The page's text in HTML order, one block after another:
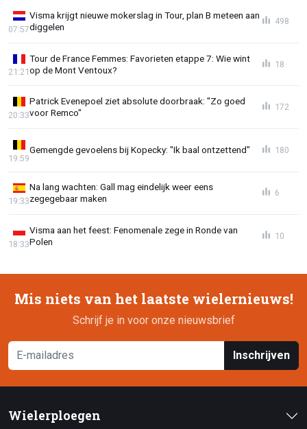
Visma krijgt nieuwe mokerslag in Tour, plan B meteen aan
diggelen
07:57
498
Tour de France Femmes: Favorieten etappe 7: Wie wint
op de Mont Ventoux?
21:21
18
Patrick Evenepoel ziet absolute doorbraak: "Zo goed
voor Remco"
20:33
172
Gemengde gevoelens bij Kopecky: "Ik baal ontzettend"
19:59
180
Na lang wachten: Gall mag eindelijk weer eens
zegegebaar maken
19:33
6
Visma aan het feest: Fenomenale zege in Ronde van
Polen
18:33
10
Mis niets van het laatste wielernieuws!
Schrijf je in voor onze nieuwsbrief
Inschrijven
Wielerploegen